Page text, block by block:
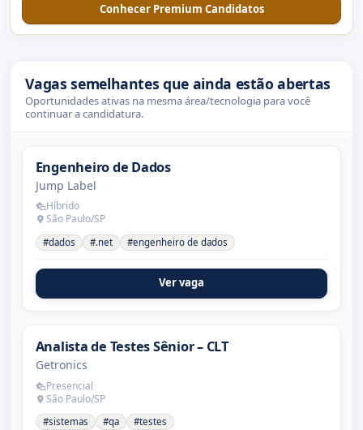
Conhecer Premium Candidatos
Vagas semelhantes que ainda estão abertas
Oportunidades ativas na mesma área/tecnologia para você
continuar a candidatura.
Engenheiro de Dados
Jump Label
Híbrido
São Paulo/SP
#dados #.net #engenheiro de dados
Ver vaga
Analista de Testes Sênior – CLT
Getronics
Presencial
São Paulo/SP
#sistemas #qa #testes